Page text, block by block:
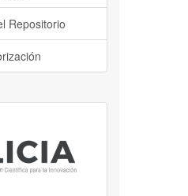
Repositorio